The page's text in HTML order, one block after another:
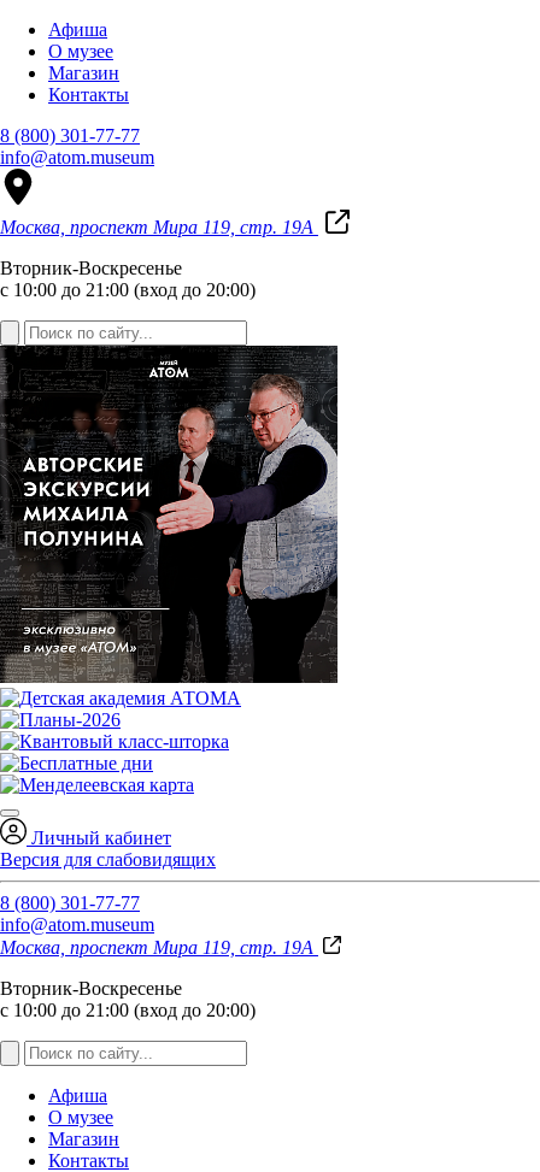
Афиша
О музее
Магазин
Контакты
8 (800) 301-77-77
info@atom.museum
Москва, проспект Мира 119, стр. 19А
Вторник-Воскресенье
с 10:00 до 21:00 (вход до 20:00)
Личный кабинет
Версия для слабовидящих
8 (800) 301-77-77
info@atom.museum
Москва, проспект Мира 119, стр. 19А
Вторник-Воскресенье
с 10:00 до 21:00 (вход до 20:00)
Афиша
О музее
Магазин
Контакты